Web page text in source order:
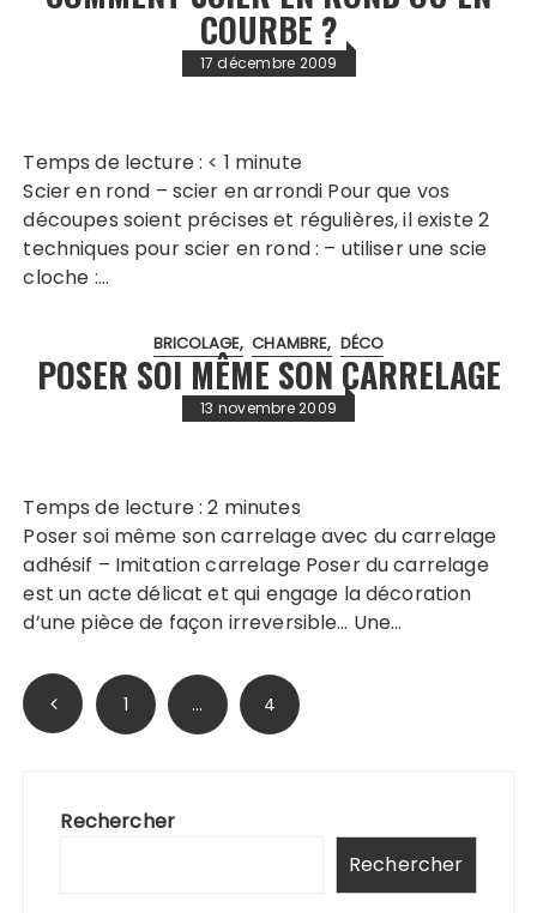
COURBE ?
17 décembre 2009
Temps de lecture : < 1 minute
Scier en rond – scier en arrondi Pour que vos
découpes soient précises et régulières, il existe 2
techniques pour scier en rond : – utiliser une scie
cloche :…
BRICOLAGE CHAMBRE DÉCO
POSER SOI MÊME SON CARRELAGE
13 novembre 2009
Temps de lecture :2 minutes
Poser soi même son carrelage avec du carrelage
adhésif – Imitation carrelage Poser du carrelage
est un acte délicat et qui engage la décoration
d’une pièce de façon irreversible… Une…
Pagination
des 1 … 4
Rechercher
Rechercher